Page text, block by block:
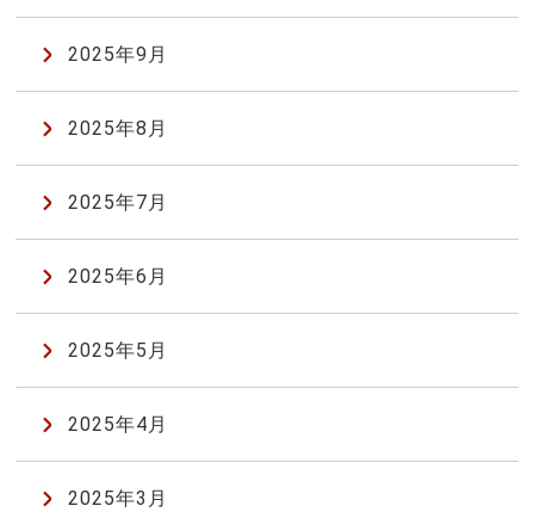
2025年9月
2025年8月
2025年7月
2025年6月
2025年5月
2025年4月
2025年3月